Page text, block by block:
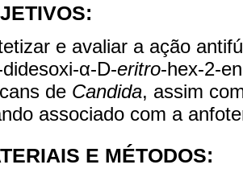
e avaliar a ação
α-D-eritro-hex-2-
de Candida, assim
associado com a
E MÉTODOS: